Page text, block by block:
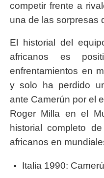
competir frente a
una de las sorpresas
El historial del
africanos es
enfrentamientos en
y solo ha perdido
ante Camerún por el
Roger Milla en el
historial completo
africanos en
Italia 1990: